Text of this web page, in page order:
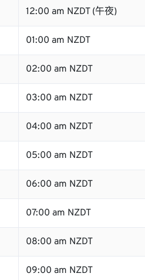
12:00 am NZDT (午夜)
01:00 am NZDT
02:00 am NZDT
03:00 am NZDT
04:00 am NZDT
05:00 am NZDT
06:00 am NZDT
07:00 am NZDT
08:00 am NZDT
09:00 am NZDT